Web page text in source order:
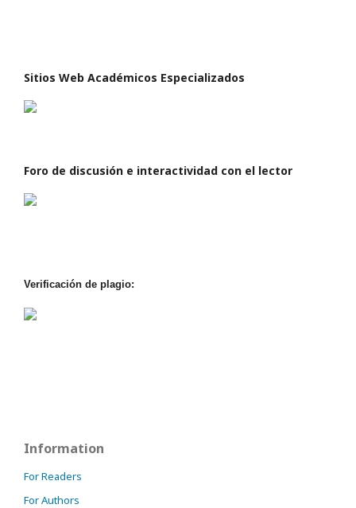
Sitios Web Académicos Especializados
Foro de discusión e interactividad con el lector
Verificación de plagio:
Information
For Readers
For Authors